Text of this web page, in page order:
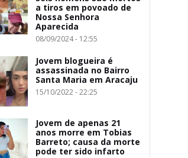
a tiros em povoado de
Nossa Senhora
Aparecida
08/09/2024 - 12:55
Jovem blogueira é
assassinada no Bairro
Santa Maria em Aracaju
15/10/2022 - 22:25
Jovem de apenas 21
anos morre em Tobias
Barreto; causa da morte
pode ter sido infarto